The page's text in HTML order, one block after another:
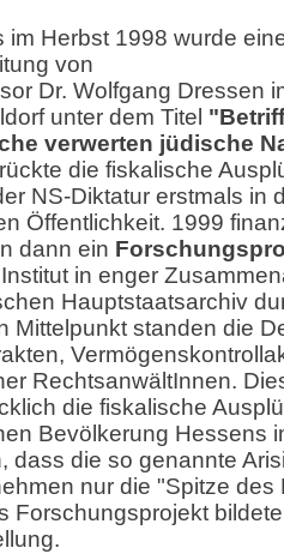
im Herbst 1998 wurde
von
Dr. Wolfgang Dressen
unter dem Titel
verwerten jüdische
die fiskalische
NS-Diktatur erstmals in
Öffentlichkeit. 1999
dann ein
in enger
Hauptstaatsarchiv
Mittelpunkt standen die
RechtsanwältInnen.
die fiskalische
Bevölkerung Hessens
dass die so genannte
nur die "Spitze
Forschungsprojekt